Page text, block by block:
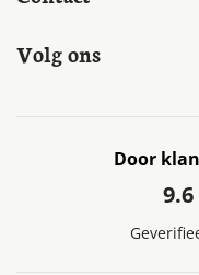
Volg ons
Door
9.6